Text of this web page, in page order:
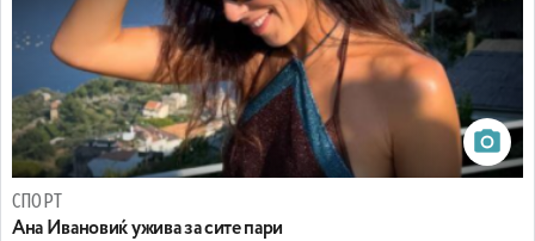
СПОРТ
Ана Ивановиќ ужива за сите пари